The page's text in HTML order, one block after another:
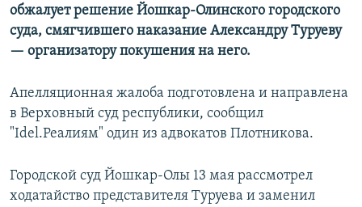
обжалует решение Йошкар-Олинского городского
суда, смягчившего наказание Александру Туруеву
— организатору покушения на него.
Апелляционная жалоба подготовлена и направлена
в Верховный суд республики, сообщил
"Idel.Реалиям" один из адвокатов Плотникова.
Городской суд Йошкар-Олы 13 мая рассмотрел
ходатайство представителя Туруева и заменил